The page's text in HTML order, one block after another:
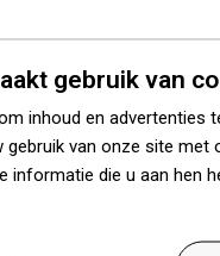
gebruik van
inhoud en advertenties
van onze site met
informatie die u aan hen